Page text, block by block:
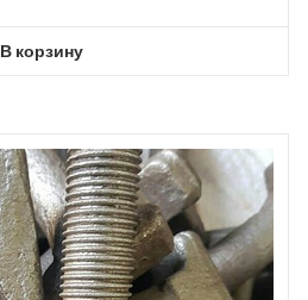
В корзину